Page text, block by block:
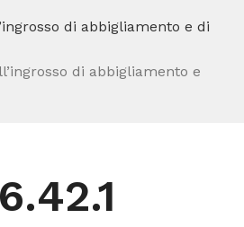
di abbigliamento e di
di abbigliamento e